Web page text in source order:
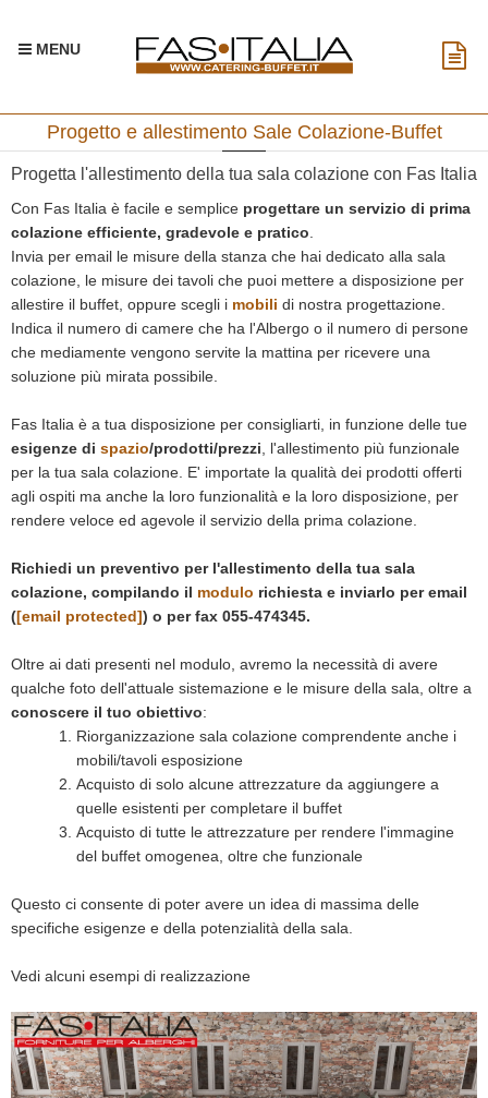
MENU
Progetto e allestimento Sale Colazione-Buffet
Progetta l'allestimento della tua sala colazione con Fas Italia
Con Fas Italia è facile e semplice progettare un servizio di prima
colazione efficiente, gradevole e pratico
Invia per email le misure della stanza che hai dedicato alla sala
colazione, le misure dei tavoli che puoi mettere a disposizione per
allestire il buffet, oppure scegli i mobili di nostra progettazione.
Indica il numero di camere che ha l'Albergo o il numero di persone
che mediamente vengono servite la mattina per ricevere una
soluzione più mirata possibile.
Fas Italia è a tua disposizione per consigliarti, in funzione delle tue
esigenze di spazio/prodotti/prezzi , l'allestimento più funzionale
per la tua sala colazione. E' importate la qualità dei prodotti offerti
agli ospiti ma anche la loro funzionalità e la loro disposizione, per
rendere veloce ed agevole il servizio della prima colazione.
Richiedi un preventivo per l'allestimento della tua sala
colazione, compilando il modulo richiesta e inviarlo per email
([email protected]) o per fax 055-474345.
Oltre ai dati presenti nel modulo, avremo la necessità di avere
qualche foto dell'attuale sistemazione e le misure della sala, oltre a
conoscere il tuo obiettivo:
Riorganizzazione sala colazione comprendente anche i
mobili/tavoli esposizione
Acquisto di solo alcune attrezzature da aggiungere a
quelle esistenti per completare il buffet
Acquisto di tutte le attrezzature per rendere l'immagine
del buffet omogenea, oltre che funzionale
Questo ci consente di poter avere un idea di massima delle
specifiche esigenze e della potenzialità della sala.
Vedi alcuni esempi di realizzazione